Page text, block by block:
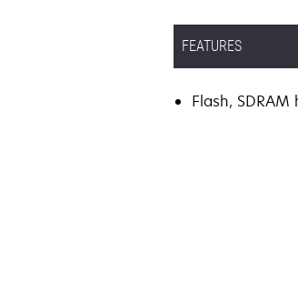
FEATURES
Flash, SDRAM